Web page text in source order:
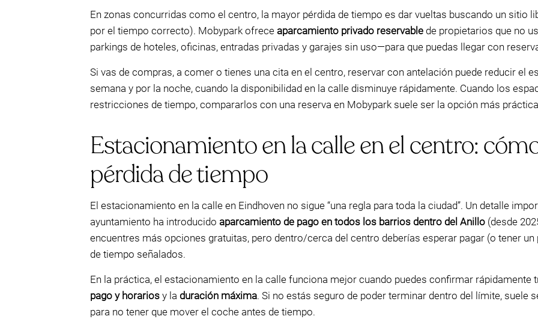
En zonas concurridas como el centro, la mayor pérdida de tiempo es dar vueltas buscando un sitio
por el tiempo correcto). Mobypark ofrece aparcamiento privado reservable de propietarios que no
parkings de hoteles, oficinas, entradas privadas y garajes sin uso—para que puedas llegar con
Si vas de compras, a comer o tienes una cita en el centro, reservar con antelación puede reducir el
semana y por la noche, cuando la disponibilidad en la calle disminuye rápidamente. Cuando los
restricciones de tiempo, compararlos con una reserva en Mobypark suele ser la opción más
Estacionamiento en la calle en el centro:
pérdida de tiempo
El estacionamiento en la calle en Eindhoven no sigue “una regla para toda la ciudad”. Un detalle
ayuntamiento ha introducido aparcamiento de pago en todos los barrios dentro del Anillo (desde
encuentres más opciones gratuitas, pero dentro/cerca del centro deberías esperar pagar (o tener
de tiempo señalados.
En la práctica, el estacionamiento en la calle funciona mejor cuando puedes confirmar rápidamente
pago y horarios y la duración máxima. Si no estás seguro de poder terminar dentro del límite, suele
para no tener que mover el coche antes de tiempo.